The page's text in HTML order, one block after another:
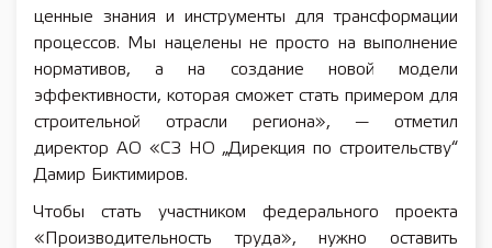
ценные знания и инструменты для трансформации
процессов. Мы нацелены не просто на выполнение
нормативов, а на создание новой модели
эффективности, которая сможет стать примером для
строительной отрасли региона», — отметил
директор АО «СЗ НО „Дирекция по строительству“
Дамир Биктимиров.
Чтобы стать участником федерального проекта
«Производительность труда», нужно оставить